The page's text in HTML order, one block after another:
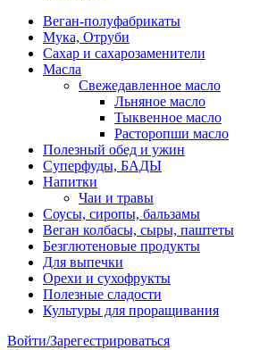
Веган-полуфабрикаты
Мука, Отруби
Сахар и сахарозаменители
Масла
Свежедавленное масло
Льняное масло
Тыквенное масло
Расторопши масло
Полезный обед и ужин
Суперфуды, БАДЫ
Напитки
Чаи и травы
Соусы, сиропы, бальзамы
Веган колбасы, сыры, паштеты
Безглютеновые продукты
Для выпечки
Орехи и сухофрукты
Полезные сладости
Культуры для проращивания
Войти/Зарегестрироваться